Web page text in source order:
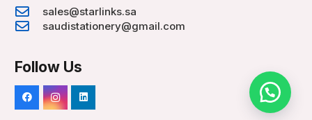
sales@starlinks.sa
saudistationery@gmail.com
Follow Us